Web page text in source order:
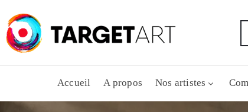
Accueil A propos Nos artistes